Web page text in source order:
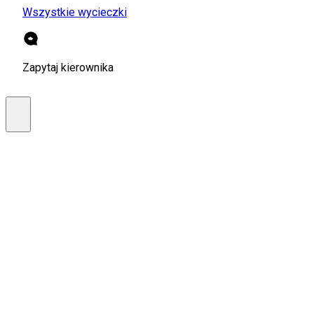
Wszystkie wycieczki
Zapytaj kierownika